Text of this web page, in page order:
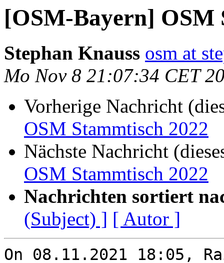
[OSM-Bayern] OSM
Stephan Knauss osm at
Mo Nov 8 21:07:34 CET
Vorherige Nachricht
OSM Stammtisch 2022
Nächste Nachricht
OSM Stammtisch 2022
Nachrichten sortiert
(Subject) ] [ Autor ]
On 08.11.2021 18:05,